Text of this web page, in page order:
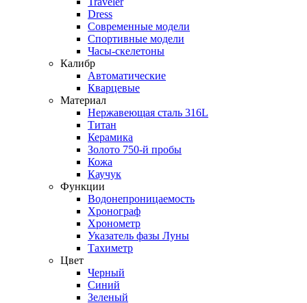
Dress
Современные модели
Спортивные модели
Часы-скелетоны
Калибр
Автоматические
Кварцевые
Материал
Нержавеющая сталь 316L
Титан
Керамика
Золото 750-й пробы
Кожа
Каучук
Функции
Водонепроницаемость
Хронограф
Хронометр
Указатель фазы Луны
Тахиметр
Цвет
Черный
Синий
Зеленый